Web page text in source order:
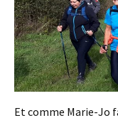
Et comme Marie-Jo